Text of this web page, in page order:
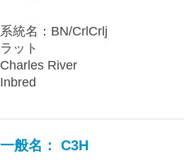
系統名：BN/CrlCrlj
ラット
Charles River
Inbred
一般名： C3H